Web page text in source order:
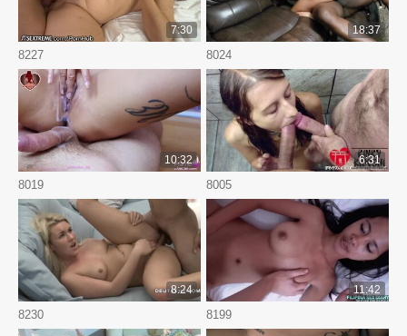
8227
7:30
8024
18:37
8019
10:32
8005
6:31
8230
8:24
8199
11:42